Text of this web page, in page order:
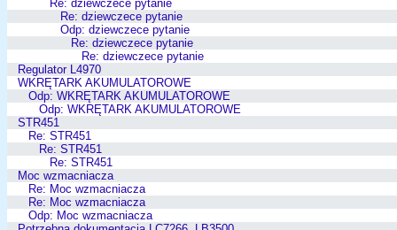
Re: dziewczece pytanie
Re: dziewczece pytanie
Odp: dziewczece pytanie
Re: dziewczece pytanie
Re: dziewczece pytanie
Regulator L4970
WKRĘTARK AKUMULATOROWE
Odp: WKRĘTARK AKUMULATOROWE
Odp: WKRĘTARK AKUMULATOROWE
STR451
Re: STR451
Re: STR451
Re: STR451
Moc wzmacniacza
Re: Moc wzmacniacza
Re: Moc wzmacniacza
Odp: Moc wzmacniacza